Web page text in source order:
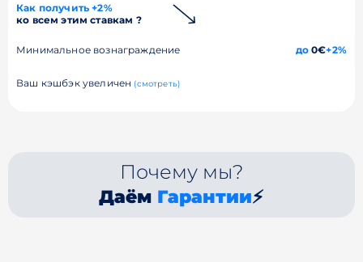
Как получить +2%
ко всем этим ставкам ?
Минимальное вознаграждение до0€+2%
Ваш кэшбэк увеличен (смотреть)
Почему мы?
Даём Гарантии⚡